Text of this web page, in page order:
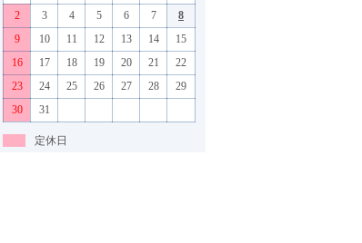
2
3 4 5 6 7
8
9
10 11 12 13 14
15
16
17 18 19 20 21
22
23
24 25 26 27 28
29
30
31
定休日